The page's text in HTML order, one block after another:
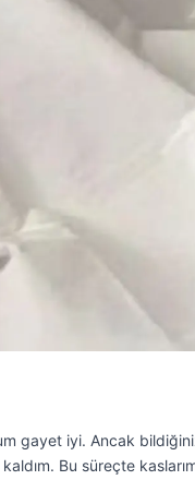
gayet iyi. Ancak
Bu süreçte